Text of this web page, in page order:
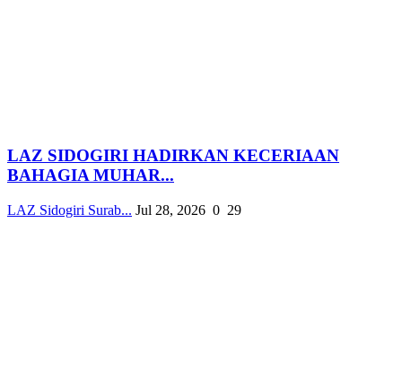
LAZ SIDOGIRI HADIRKAN KECERIAAN
BAHAGIA MUHAR...
LAZ Sidogiri Surab... Jul 28, 2026 0 29